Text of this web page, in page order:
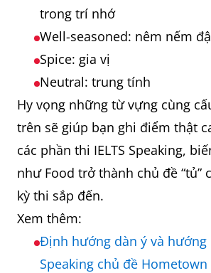
trong trí nhớ
Well-seasoned: nêm nếm
Spice: gia vị
Neutral: trung tính
Hy vọng những từ vựng cùng
trên sẽ giúp bạn ghi điểm thật
các phần thi IELTS Speaking,
như Food trở thành chủ đề “tủ”
kỳ thi sắp đến.
Xem thêm:
Định hướng dàn ý và hướng
Speaking chủ đề Hometown